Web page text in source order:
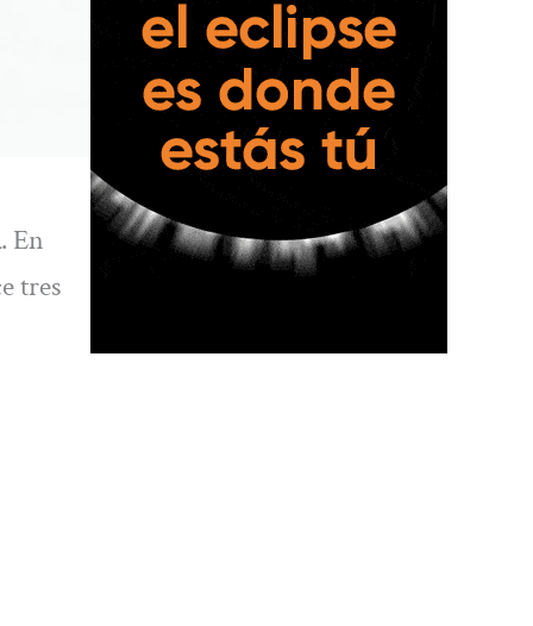
. En
tres